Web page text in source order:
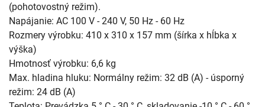
(pohotovostný režim).
Napájanie: AC 100 V - 240 V, 50 Hz - 60 Hz
Rozmery výrobku: 410 x 310 x 157 mm (šírka x hĺbka x
výška)
Hmotnosť výrobku: 6,6 kg
Max. hladina hluku: Normálny režim: 32 dB (A) - úsporný
režim: 24 dB (A)